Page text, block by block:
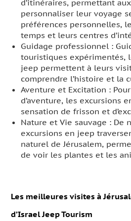
d’itinéraires, permettant
personnaliser leur voyage
préférences personnelles,
temps et leurs centres
Guidage professionnel :
touristiques expérimentés,
jeep permettent à leurs
comprendre l’histoire et la
Aventure et Excitation :
d’aventure, les excursions
sensation de frisson et
Nature et Vie sauvage : De
excursions en jeep
naturel de Jérusalem,
de voir les plantes et les
Les meilleures visites à
d’Israel Jeep Tourism